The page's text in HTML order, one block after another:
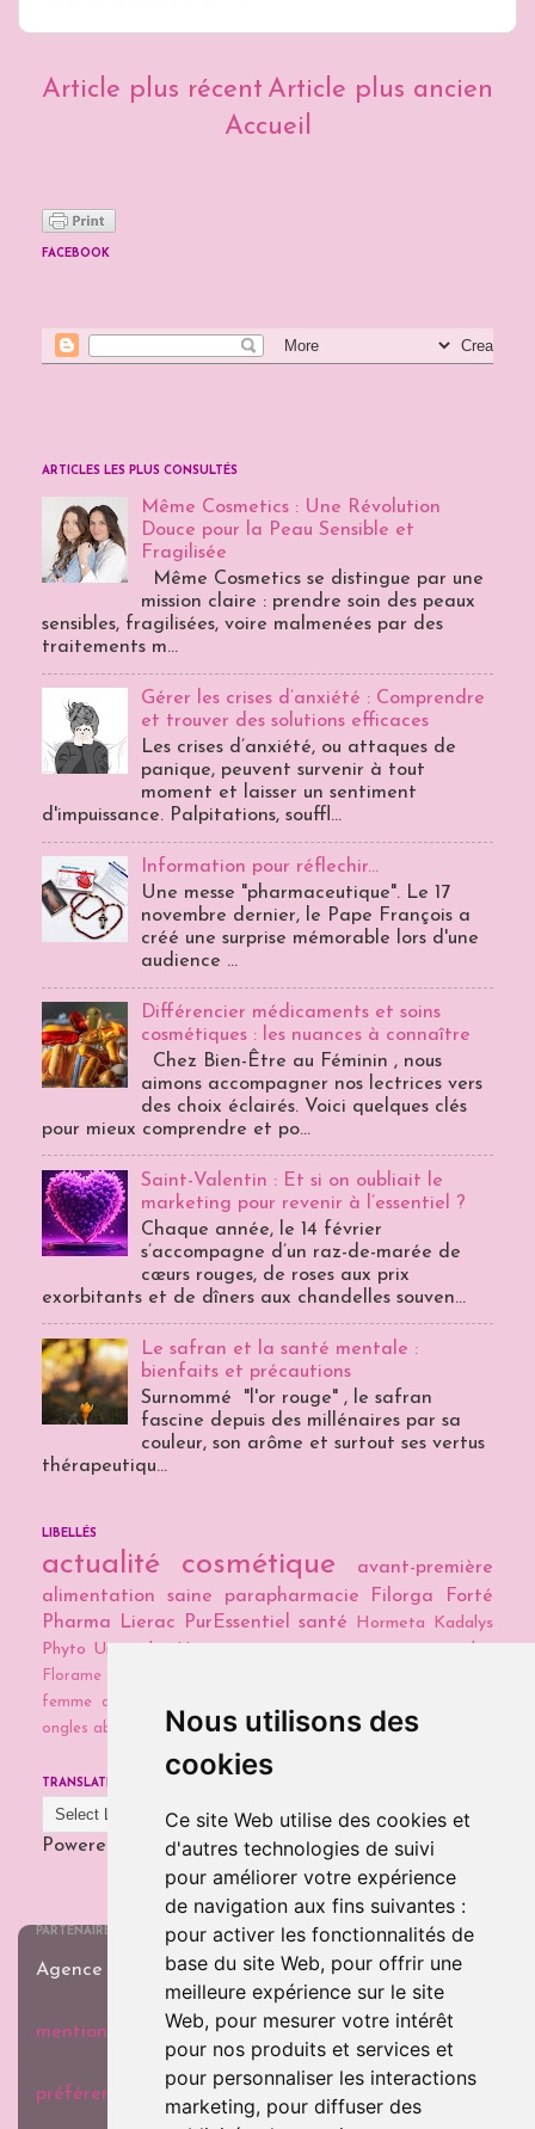
Nous utilisons des
cookies
Ce site Web utilise des cookies et
d'autres technologies de suivi
pour améliorer votre expérience
de navigation aux fins suivantes :
pour activer les fonctionnalités de
base du site Web, pour offrir une
meilleure expérience sur le site
Web, pour mesurer votre intérêt
pour nos produits et services et
pour personnaliser les interactions
marketing, pour diffuser des
Article plus récent Article plus ancien
Accueil
FACEBOOK
ARTICLES LES PLUS CONSULTÉS
Même Cosmetics : Une Révolution
Douce pour la Peau Sensible et
Fragilisée
Même Cosmetics se distingue par une
mission claire : prendre soin des peaux
sensibles, fragilisées, voire malmenées par des
traitements m...
Gérer les crises d’anxiété : Comprendre
et trouver des solutions efficaces
Les crises d’anxiété, ou attaques de
panique, peuvent survenir à tout
moment et laisser un sentiment
d'impuissance. Palpitations, souffl...
Information pour réflechir...
Une messe "pharmaceutique". Le 17
novembre dernier, le Pape François a
créé une surprise mémorable lors d'une
audience ...
Différencier médicaments et soins
cosmétiques : les nuances à connaître
Chez Bien-Être au Féminin , nous
aimons accompagner nos lectrices vers
des choix éclairés. Voici quelques clés
pour mieux comprendre et po...
Saint-Valentin : Et si on oubliait le
marketing pour revenir à l’essentiel ?
Chaque année, le 14 février
s’accompagne d’un raz-de-marée de
cœurs rouges, de roses aux prix
exorbitants et de dîners aux chandelles souven...
Le safran et la santé mentale :
bienfaits et précautions
Surnommé "l'or rouge" , le safran
fascine depuis des millénaires par sa
couleur, son arôme et surtout ses vertus
thérapeutiqu...
LIBELLÉS
actualité cosmétique
avant-première
alimentation saine
parapharmacie Filorga
Forté
Pharma
Lierac PurEssentiel santé Hormeta Kadalys
Phyto Universkin
Florame
femme
détox
ongles abimés
témoignage
TRANSLATE
Powered by Translate
PARTENAIRE
Agence de rédaction webCOM @ NICE
mentions légales et politique de confidentialité
préférences cookies